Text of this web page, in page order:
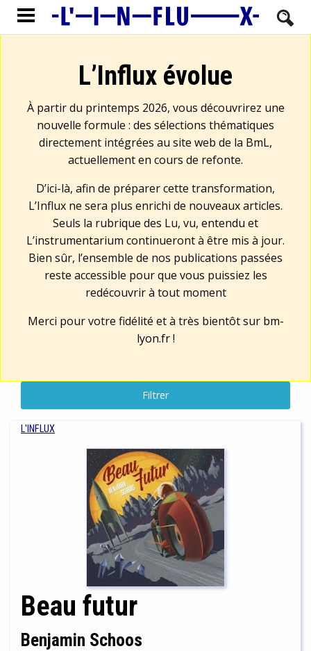
L’Influx évolue
À partir du printemps 2026, vous découvrirez une
nouvelle formule : des sélections thématiques
directement intégrées au site web de la BmL,
actuellement en cours de refonte.
D’ici-là, afin de préparer cette transformation,
L’Influx ne sera plus enrichi de nouveaux articles.
Seuls la rubrique des Lu, vu, entendu et
L’instrumentarium continueront à être mis à jour.
Bien sûr, l’ensemble de nos publications passées
reste accessible pour que vous puissiez les
redécouvrir à tout moment
Merci pour votre fidélité et à très bientôt sur bm-
lyon.fr!
Filtrer
L'INFLUX
Beau futur
Benjamin Schoos